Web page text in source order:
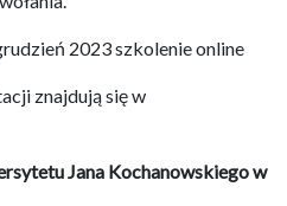
2023 szkolenie online
znajdują się w
Jana Kochanowskiego w